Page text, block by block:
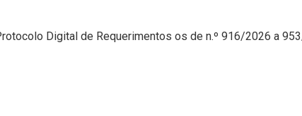
Digital de Requerimentos os de n.º 916/2026 a